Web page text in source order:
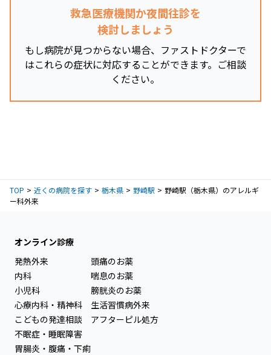
救急医療機関か夜間往診を
検討しましょう
もし病院が見つからない場合、ファストドクターで
はこれらの症状に対応することができます。ご相談
ください。
TOP 近くの病院を探す 栃木県 野崎駅
野崎駅（栃木県）のアレルギ
ー科外来
オンライン診療
発熱外来
内科
小児科
心療内科・精神科
こどもの発達相談
不眠症・睡眠障害
胃腸炎・腹痛・下痢
頭痛のお薬
喘息のお薬
膀胱炎のお薬
生活習慣病外来
アフターピル処方